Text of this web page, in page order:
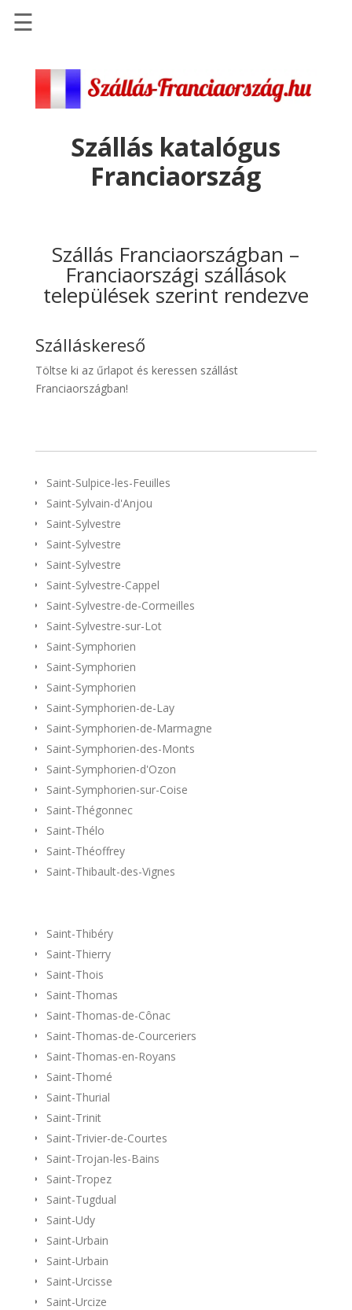
Szállások
Repülőjegy
pénzvisszatérítéssel
Discover
Cars
Transzfer
Taxi
☰
Szállás katalógus
Franciaország
Szállás Franciaországban –
Franciaországi szállások
települések szerint rendezve
Szálláskereső
Töltse ki az űrlapot és keressen szállást
Franciaországban!
Saint-Sulpice-les-Feuilles
Saint-Sylvain-d'Anjou
Saint-Sylvestre
Saint-Sylvestre
Saint-Sylvestre
Saint-Sylvestre-Cappel
Saint-Sylvestre-de-Cormeilles
Saint-Sylvestre-sur-Lot
Saint-Symphorien
Saint-Symphorien
Saint-Symphorien
Saint-Symphorien-de-Lay
Saint-Symphorien-de-Marmagne
Saint-Symphorien-des-Monts
Saint-Symphorien-d'Ozon
Saint-Symphorien-sur-Coise
Saint-Thégonnec
Saint-Thélo
Saint-Théoffrey
Saint-Thibault-des-Vignes
Saint-Thibéry
Saint-Thierry
Saint-Thois
Saint-Thomas
Saint-Thomas-de-Cônac
Saint-Thomas-de-Courceriers
Saint-Thomas-en-Royans
Saint-Thomé
Saint-Thurial
Saint-Trinit
Saint-Trivier-de-Courtes
Saint-Trojan-les-Bains
Saint-Tropez
Saint-Tugdual
Saint-Udy
Saint-Urbain
Saint-Urbain
Saint-Urcisse
Saint-Urcize